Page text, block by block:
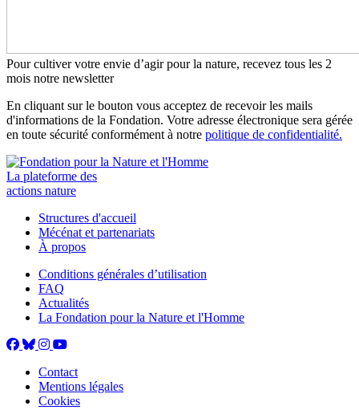
Pour cultiver votre envie d’agir pour la nature, recevez tous les 2
mois notre newsletter
En cliquant sur le bouton vous acceptez de recevoir les mails
d'informations de la Fondation. Votre adresse électronique sera gérée
en toute sécurité conformément à notre politique de confidentialité.
La plateforme des
actions nature
Structures d'accueil
Mécénat et partenariats
À propos
Conditions générales d’utilisation
FAQ
Actualités
La Fondation pour la Nature et l'Homme
Contact
Mentions légales
Cookies